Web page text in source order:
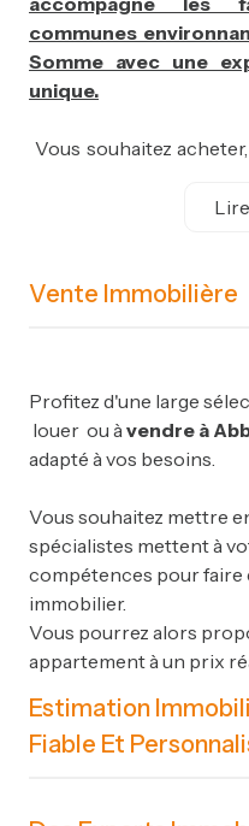
communes
Somme avec une
unique.
Vous souhaitez
immeuble, un terrain, un
ACD IMMOBILIER est
indépendante à taille
ABBEVILLE par
professionnel notarial
Soucieux de votre
suivi complet et
immobiliers
ESTIMATION,
professionnalisme et
confiance.
Vente Immobilière
Profitez d'une large
louer ou à vendre à
adapté à vos besoins.
Vous souhaitez mettre
spécialistes mettent à
compétences pour
immobilier.
Vous pourrez alors
appartement à un prix
chances de le vendre
Estimation
Fiable Et